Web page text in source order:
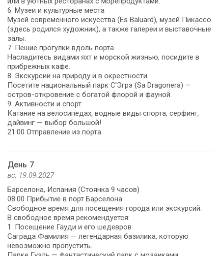
6. Музеи и культурные места
Музей современного искусства (Es Baluard), музей Пикассо
(здесь родился художник), а также галереи и выставочные
залы.
7. Пешие прогулки вдоль порта
Насладитесь видами яхт и морской жизнью, посидите в
прибрежных кафе.
8. Экскурсии на природу и в окрестности
Посетите национальный парк С’Эгрэ (Sa Dragonera) —
остров-откровение с богатой флорой и фауной.
9. Активности и спорт
Катание на велосипедах, водные виды спорта, серфинг,
дайвинг — выбор большой!
21:00 Отправление из порта.
День 7
вс, 19.09.2027
Барселона, Испания (Стоянка 9 часов)
08:00 Прибытие в порт Барселона.
Свободное время для посещения города или экскурсий.
В свободное время рекомендуется:
1. Посещение Гауди и его шедевров
Саграда Фамилия — легендарная базилика, которую
невозможно пропустить.